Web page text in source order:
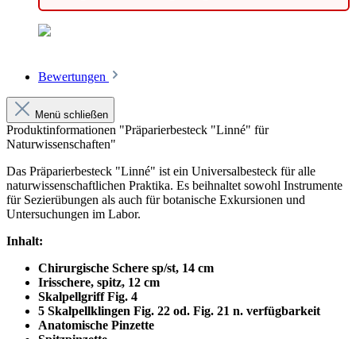
Bewertungen
Menü schließen
Produktinformationen "Präparierbesteck "Linné" für
Naturwissenschaften"
Das Präparierbesteck "Linné" ist ein Universalbesteck für alle
naturwissenschaftlichen Praktika. Es beihnaltet sowohl Instrumente
für Sezierübungen als auch für botanische Exkursionen und
Untersuchungen im Labor.
Inhalt:
Chirurgische Schere sp/st, 14 cm
Irisschere, spitz, 12 cm
Skalpellgriff Fig. 4
5 Skalpellklingen Fig. 22 od. Fig. 21 n. verfügbarkeit
Anatomische Pinzette